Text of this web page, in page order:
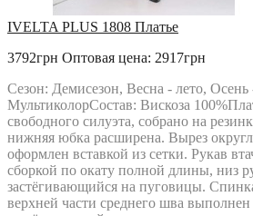
IVELTA PLUS 1808 Платье
3792грн Оптовая цена: 2917грн
Сезон: Демисезон, Весна - лето, Осень
МультиколорСостав: Вискоза
свободного силуэта, собрано на
нижняя юбка расширена. Вырез
оформлен вставкой из сетки. Рукав
сборкой по окату полной длины, низ
застёгивающийся на пуговицы.
верхней части среднего шва выполнен